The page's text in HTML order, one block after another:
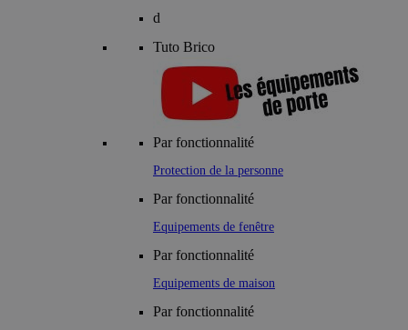
d
Tuto Brico
Par fonctionnalité
Protection de la personne
Par fonctionnalité
Equipements de fenêtre
Par fonctionnalité
Equipements de maison
Par fonctionnalité